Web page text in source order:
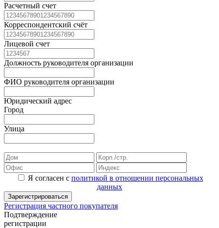
Расчетный счет
Корреспондентский счёт
Лицевой счет
Должность руководителя организации
ФИО руководителя организации
Юридический адрес
Город
Улица
Я согласен с политикой в отношении персональных
данных
Зарегистрироваться
Регистрация частного покупателя
Подтверждение
регистрации